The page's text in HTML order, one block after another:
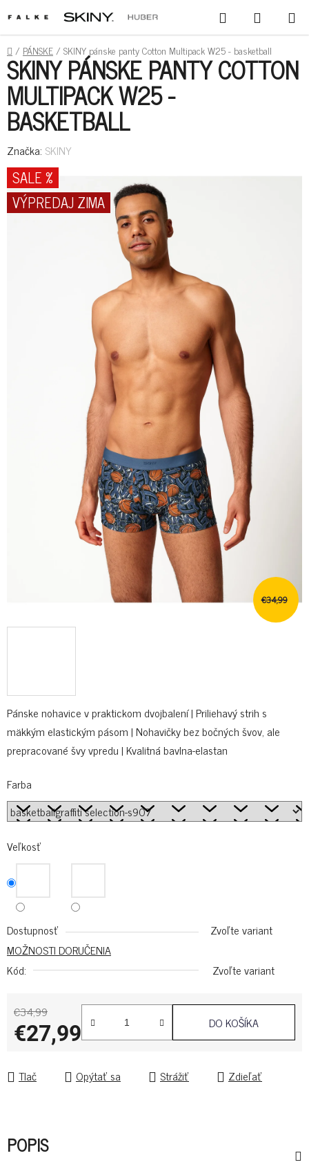
NA
OBSAH
HĽADAŤ
KOŠÍK
DOMOV
/ PÁNSKE/ SKINY pánske panty Cotton Multipack W25 - basketball
Pánske nohavice v praktickom dvojbalení | Priliehavý strih s
mäkkým elastickým pásom | Nohavičky bez bočných švov, ale
prepracované švy vpredu | Kvalitná bavlna-elastan
Farba
Veľkosť
Dostupnosť
Zvoľte variant
MOŽNOSTI DORUČENIA
Kód:
Zvoľte variant
€34,99
€27,99 DO KOŠÍKA
Tlač Opýtať sa Strážiť Zdieľať
SKINY PÁNSKE PANTY COTTON
MULTIPACK W25 -
BASKETBALL
Značka: SKINY
SALE %
VÝPREDAJ ZIMA
€34,99
POPIS